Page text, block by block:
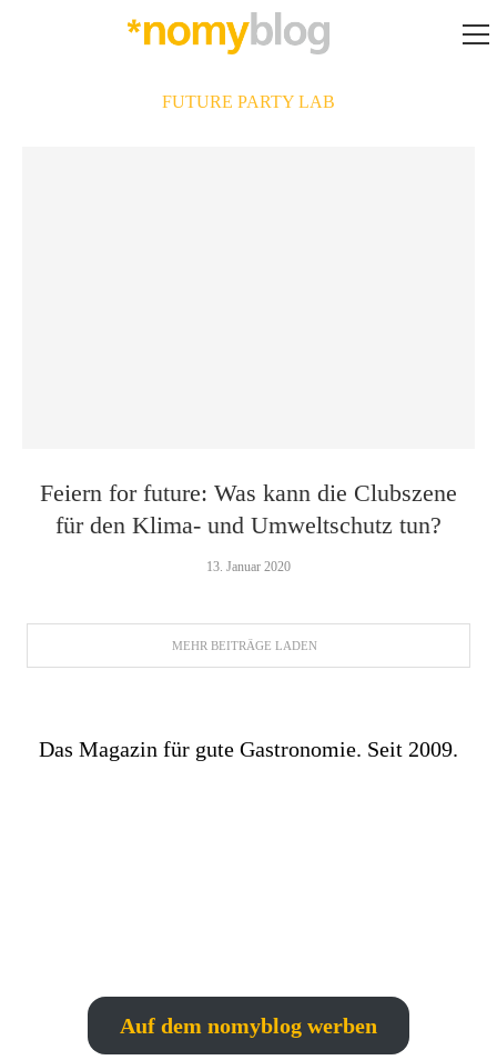
FUTURE PARTY LAB
Feiern for future: Was kann die Clubszene
für den Klima- und Umweltschutz tun?
13. Januar 2020
MEHR BEITRÄGE LADEN
Das Magazin für gute Gastronomie. Seit 2009.
Auf dem nomyblog werben